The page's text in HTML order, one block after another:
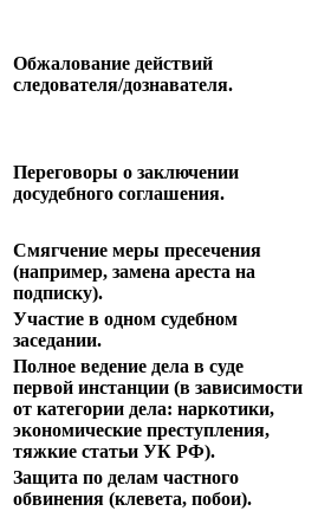
Обжалование действий
следователя/дознавателя.
Переговоры о заключении
досудебного соглашения.
Смягчение меры пресечения
(например, замена ареста на
подписку).
Участие в одном судебном
заседании.
Полное ведение дела в суде
первой инстанции (в зависимости
от категории дела: наркотики,
экономические преступления,
тяжкие статьи УК РФ).
Защита по делам частного
обвинения (клевета, побои).